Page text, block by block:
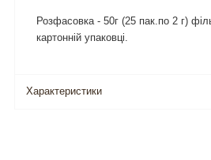
Розфасовка - 50г (25 пак.по 2 г)
картонній упаковці.
Характеристики